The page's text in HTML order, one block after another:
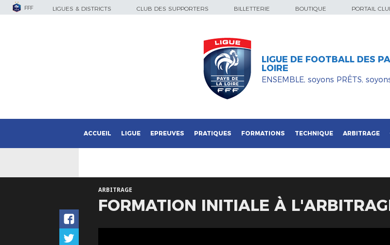
FFF LIGUES & DISTRICTS CLUB DES SUPPORTERS BILLETTERIE BOUTIQUE PORTAIL
LIGUE DE FOOTBALL DES
LOIRE
ENSEMBLE, soyons PRÊTS,
ACCUEIL LIGUE EPREUVES PRATIQUES FORMATIONS TECHNIQUE ARBITRAGE
ARBITRAGE
FORMATION INITIALE À